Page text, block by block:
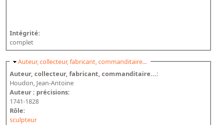
Publications
Ouvrages et documents sur la BnF numérisés dans Gallica
Revue de la Bibliothèque nationale de France
Directeurs de la Bibliothèque nationale du XIVe siècle à nos jours
Listes et biographies des directeurs de départements
Intégrité:
complet
Masquer
Auteur, collecteur, fabricant, commanditaire...
Auteur, collecteur, fabricant, commanditaire...:
Houdon, Jean-Antoine
Auteur : précisions:
1741-1828
Rôle:
sculpteur